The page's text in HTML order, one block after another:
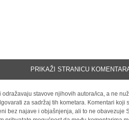
PRIKAŽI STRANICU
odražavaju stavove njihovih autora/ica, a ne
za sadržaj tih kometara. Komentari koji
bez najave i objašnjenja, ali to ne obavezuje